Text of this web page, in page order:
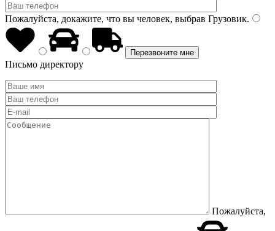
Пожалуйста, докажите, что вы человек, выбрав Грузовик.
Письмо директору
Пожалуйста,